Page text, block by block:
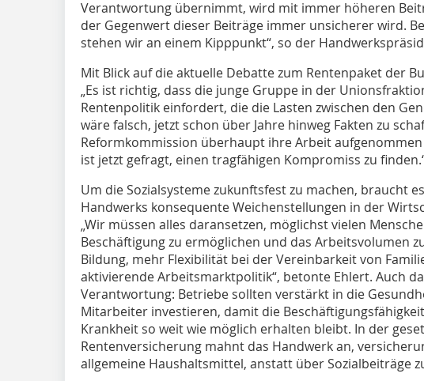
Verantwortung übernimmt, wird mit immer höheren
der Gegenwert dieser Beiträge immer unsicherer wird.
stehen wir an einem Kipppunkt“, so der
Mit Blick auf die aktuelle Debatte zum Rentenpaket der
„Es ist richtig, dass die junge Gruppe in der
Rentenpolitik einfordert, die die Lasten zwischen den
wäre falsch, jetzt schon über Jahre hinweg Fakten zu
Reformkommission überhaupt ihre Arbeit
ist jetzt gefragt, einen tragfähigen Kompromiss zu
Um die Sozialsysteme zukunftsfest zu machen, braucht
Handwerks konsequente Weichenstellungen in der
„Wir müssen alles daransetzen, möglichst vielen
Beschäftigung zu ermöglichen und das Arbeitsvolumen
Bildung, mehr Flexibilität bei der Vereinbarkeit von
aktivierende Arbeitsmarktpolitik“, betonte Ehlert. Auch
Verantwortung: Betriebe sollten verstärkt in die
Mitarbeiter investieren, damit die
Krankheit so weit wie möglich erhalten bleibt. In der
Rentenversicherung mahnt das Handwerk an,
allgemeine Haushaltsmittel, anstatt über Sozialbeiträge